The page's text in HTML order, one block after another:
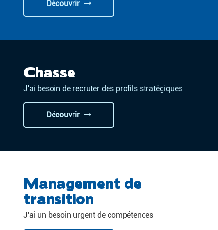
Découvrir
Chasse
J'ai besoin de recruter des profils stratégiques
Découvrir
Management de
transition
J'ai un besoin urgent de compétences